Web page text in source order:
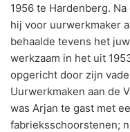
1956 te Hardenberg.
hij voor uurwerkmaker
behaalde tevens het
werkzaam in het uit
opgericht door zijn
Uurwerkmaken aan de
was Arjan te gast met
fabrieksschoorstenen;